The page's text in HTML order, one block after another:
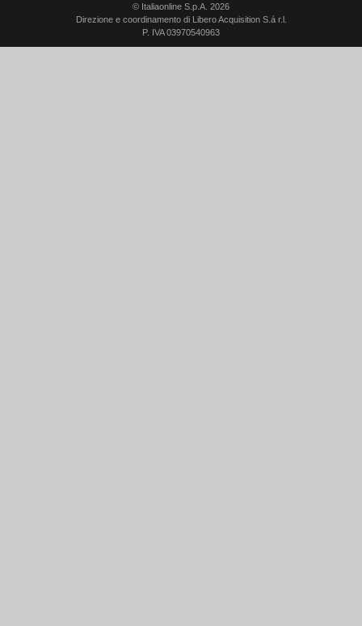
© Italiaonline S.p.A. 2026
Direzione e coordinamento di Libero Acquisition S.á r.l.
P. IVA 03970540963